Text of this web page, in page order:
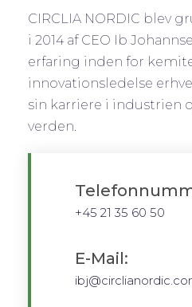
CIRCLIA NORDIC blev
i 2014 af CEO Ib
erfaring inden for
innovationsledelse
sin karriere i industrien
verden.
+45 21 35 60 50
E-Mail: